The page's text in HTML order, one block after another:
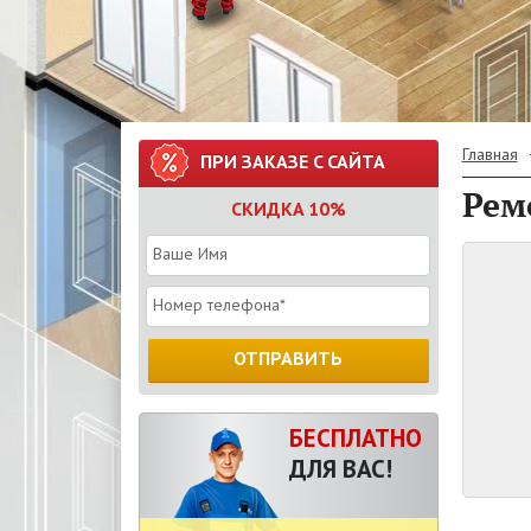
ПРИ ЗАКАЗЕ С САЙТА
СКИДКА 10%
ОТПРАВИТЬ
БЕСПЛАТНО
ДЛЯ ВАС!
Главная